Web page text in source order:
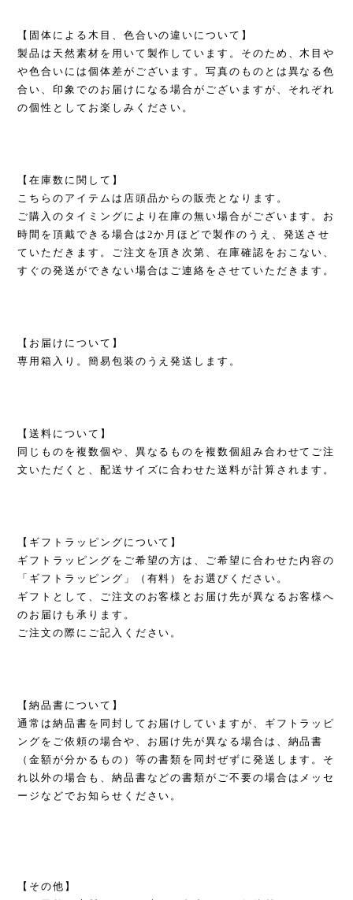
【固体による木目、色合いの違いについて】
製品は天然素材を用いて製作しています。そのため、木目や
や色合いには個体差がございます。写真のものとは異なる色
合い、印象でのお届けになる場合がございますが、それぞれ
の個性としてお楽しみください。
【在庫数に関して】
こちらのアイテムは店頭品からの販売となります。
ご購入のタイミングにより在庫の無い場合がございます。お
時間を頂戴できる場合は2か月ほどで製作のうえ、発送させ
ていただきます。ご注文を頂き次第、在庫確認をおこない、
すぐの発送ができない場合はご連絡をさせていただきます。
【お届けについて】
専用箱入り。簡易包装のうえ発送します。
【送料について】
同じものを複数個や、異なるものを複数個組み合わせてご注
文いただくと、配送サイズに合わせた送料が計算されます。
【ギフトラッピングについて】
ギフトラッピングをご希望の方は、ご希望に合わせた内容の
「ギフトラッピング」（有料）をお選びください。
ギフトとして、ご注文のお客様とお届け先が異なるお客様へ
のお届けも承ります。
ご注文の際にご記入ください。
【納品書について】
通常は納品書を同封してお届けしていますが、ギフトラッピ
ングをご依頼の場合や、お届け先が異なる場合は、納品書
（金額が分かるもの）等の書類を同封ぜずに発送します。そ
れ以外の場合も、納品書などの書類がご不要の場合はメッセ
ージなどでお知らせください。
【その他】